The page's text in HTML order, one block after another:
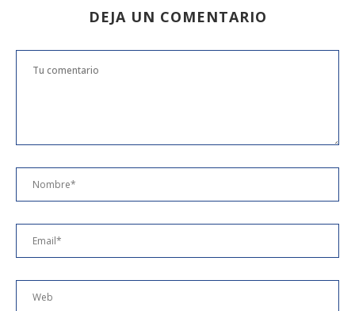
DEJA UN COMENTARIO